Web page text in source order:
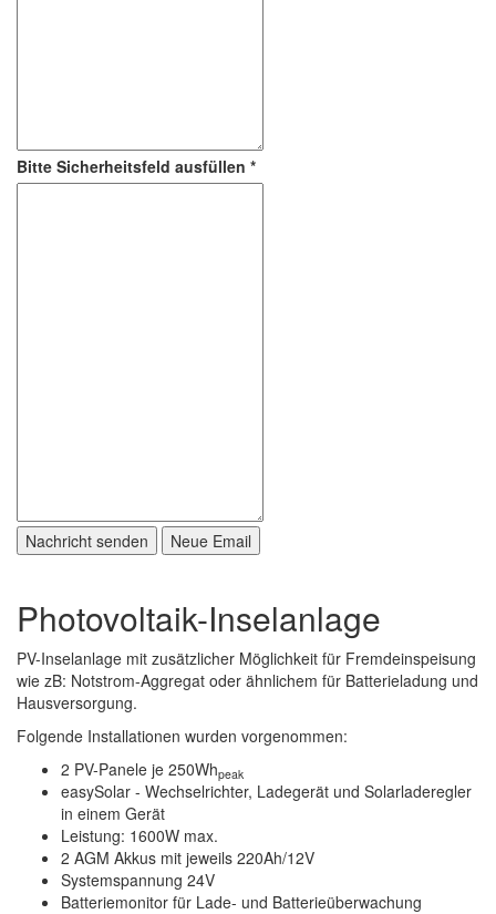
Bitte Sicherheitsfeld ausfüllen *
Photovoltaik-Inselanlage
PV-Inselanlage mit zusätzlicher Möglichkeit für Fremdeinspeisung
wie zB: Notstrom-Aggregat oder ähnlichem für Batterieladung und
Hausversorgung.
Folgende Installationen wurden vorgenommen:
2 PV-Panele je 250Whpeak
easySolar - Wechselrichter, Ladegerät und Solarladeregler
in einem Gerät
Leistung: 1600W max.
2 AGM Akkus mit jeweils 220Ah/12V
Systemspannung 24V
Batteriemonitor für Lade- und Batterieüberwachung